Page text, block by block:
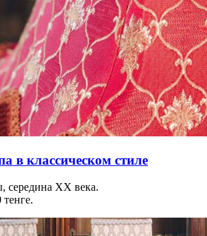
в классическом стиле
середина XX века.